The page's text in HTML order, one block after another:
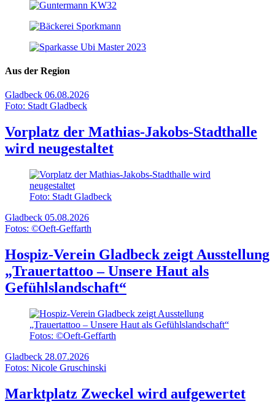
Aus der Region
Gladbeck 06.08.2026
Foto: Stadt Gladbeck
Vorplatz der Mathias-Jakobs-Stadthalle
wird neugestaltet
Foto: Stadt Gladbeck
Gladbeck 05.08.2026
Fotos: ©Oeft-Geffarth
Hospiz-Verein Gladbeck zeigt Ausstellung
„Trauertattoo – Unsere Haut als
Gefühlslandschaft“
Fotos: ©Oeft-Geffarth
Gladbeck 28.07.2026
Fotos: Nicole Gruschinski
Marktplatz Zweckel wird aufgewertet